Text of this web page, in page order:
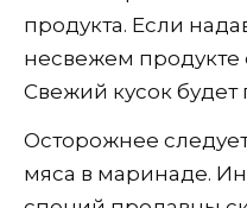
продукта. Если
несвежем продукте
Свежий кусок
Осторожнее
мяса в маринаде.